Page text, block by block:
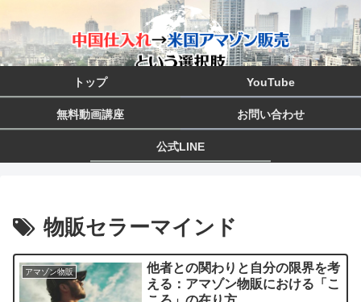
トップ YouTube
無料動画講座 お問い合わせ
公式LINE
物販セラーマインド
アマゾン物販
他者との関わりと自分の限界を考
える：アマゾン物販における「こ